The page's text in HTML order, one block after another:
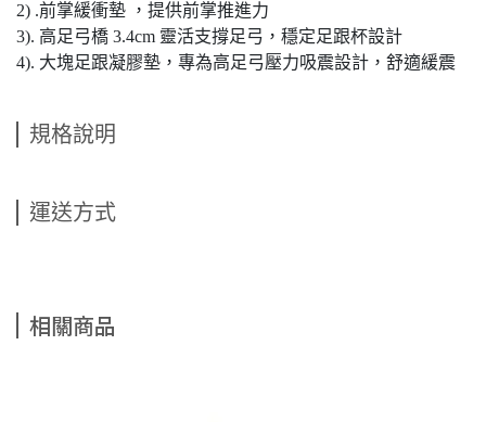
2) .前掌緩衝墊 ，提供前掌推進力
3). 高足弓橋 3.4cm 靈活支撐足弓，穩定足跟杯設計
4). 大塊足跟凝膠墊，專為高足弓壓力吸震設計，舒適緩震
規格說明
運送方式
相關商品